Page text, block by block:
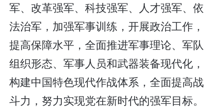
军、改革强军、科技强军、人才强军、依
法治军，加强军事训练，开展政治工作，
提高保障水平，全面推进军事理论、军队
组织形态、军事人员和武器装备现代化，
构建中国特色现代作战体系，全面提高战
斗力，努力实现党在新时代的强军目标。